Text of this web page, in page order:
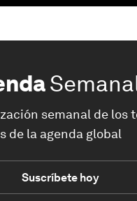
semanal de los
de la agenda global
Suscríbete hoy